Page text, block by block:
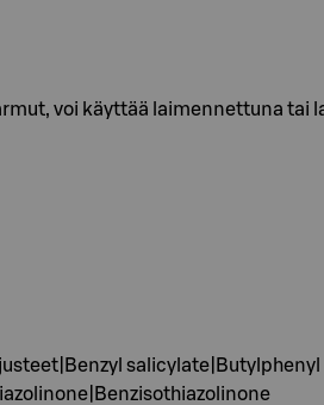
voi käyttää laimennettuna
salicylate|Butylphenyl